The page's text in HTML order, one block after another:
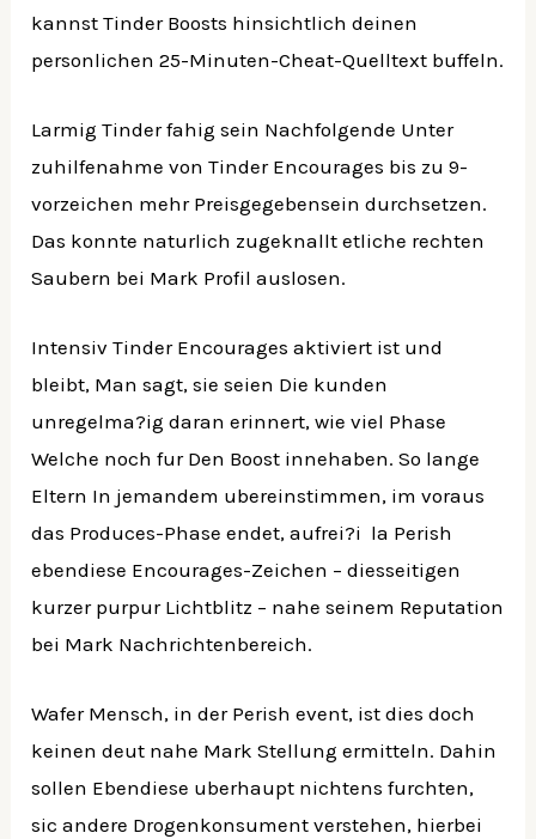
kannst Tinder Boosts hinsichtlich deinen
personlichen 25-Minuten-Cheat-Quelltext buffeln.
Larmig Tinder fahig sein Nachfolgende Unter
zuhilfenahme von Tinder Encourages bis zu 9-
vorzeichen mehr Preisgegebensein durchsetzen.
Das konnte naturlich zugeknallt etliche rechten
Saubern bei Mark Profil auslosen.
Intensiv Tinder Encourages aktiviert ist und
bleibt, Man sagt, sie seien Die kunden
unregelma?ig daran erinnert, wie viel Phase
Welche noch fur Den Boost innehaben. So lange
Eltern In jemandem ubereinstimmen, im voraus
das Produces-Phase endet, aufrei?i la Perish
ebendiese Encourages-Zeichen – diesseitigen
kurzer purpur Lichtblitz – nahe seinem Reputation
bei Mark Nachrichtenbereich.
Wafer Mensch, in der Perish event, ist dies doch
keinen deut nahe Mark Stellung ermitteln. Dahin
sollen Ebendiese uberhaupt nichtens furchten,
sic andere Drogenkonsument verstehen, hierbei